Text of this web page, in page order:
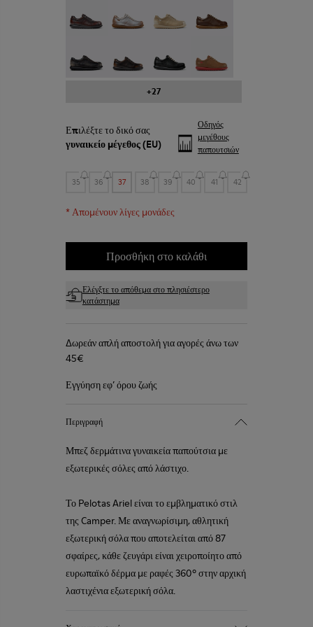
+27
Επιλέξτε το δικό σας
γυναικείο μέγεθος(EU)
Οδηγός
μεγέθους
παπουτσιών
35 36 37 38 39 40 41 42
*Απομένουν λίγες μονάδες
Προσθήκη στο καλάθι
Ελέγξτε το απόθεμα στο πλησιέστερο
κατάστημα
Δωρεάν απλή αποστολή για αγορές άνω των
45€
Εγγύηση εφ’ όρου ζωής
Περιγραφή
Μπεζ δερμάτινα γυναικεία παπούτσια με
εξωτερικές σόλες από λάστιχο.
Το Pelotas Ariel είναι το εμβληματικό στιλ
της Camper. Με αναγνωρίσιμη, αθλητική
εξωτερική σόλα που αποτελείται από 87
σφαίρες, κάθε ζευγάρι είναι χειροποίητο από
ευρωπαϊκό δέρμα με ραφές 360º στην αρχική
λαστιχένια εξωτερική σόλα.